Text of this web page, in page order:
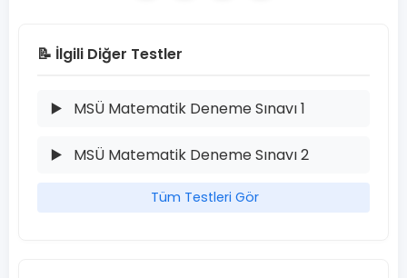
📝 İlgili Diğer Testler
▶️ MSÜ Matematik Deneme Sınavı 1
▶️ MSÜ Matematik Deneme Sınavı 2
Tüm Testleri Gör